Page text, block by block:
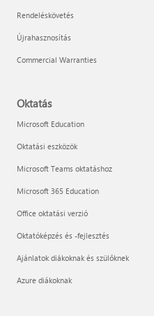
Rendeléskövetés
Újrahasznosítás
Commercial Warranties
Oktatás
Microsoft Education
Oktatási eszközök
Microsoft Teams oktatáshoz
Microsoft 365 Education
Office oktatási verzió
Oktatóképzés és -fejlesztés
Ajánlatok diákoknak és szülőknek
Azure diákoknak